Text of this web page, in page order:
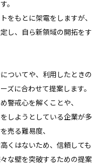
。
をもとに架電をしますが、
し、自ら新領域の開拓をす
ついてや、利用したときの
ズに合わせて提案します。
警戒心を解くことや、
しようとしている企業が多
売る難易度、
くはないため、信頼しても
な壁を突破するための提案